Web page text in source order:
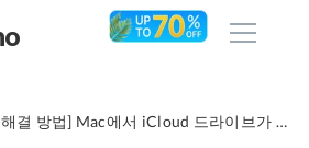
[3가지 해결 방법] Mac에서 iCloud 드라이브가 공간을 차지함